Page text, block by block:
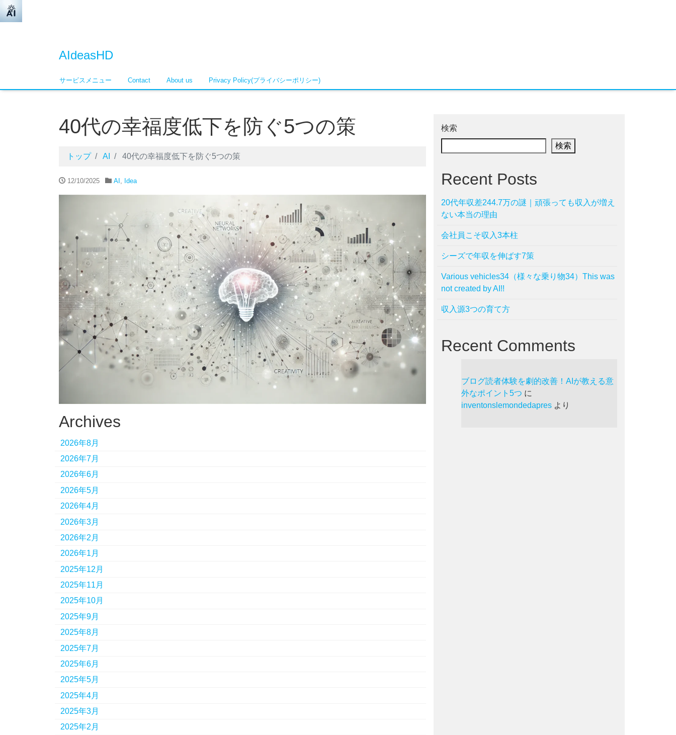
AIdeasHD
サービスメニュー Contact About us Privacy Policy(プライバシーポリシー)
40代の幸福度低下を防ぐ5つの策
トップ AI 40代の幸福度低下を防ぐ5つの策
12/10/2025 AI Idea
Archives
2026年8月
2026年7月
2026年6月
2026年5月
2026年4月
2026年3月
2026年2月
2026年1月
2025年12月
2025年11月
2025年10月
2025年9月
2025年8月
2025年7月
2025年6月
2025年5月
2025年4月
2025年3月
2025年2月
検索
検索
Recent Posts
20代年収差244.7万の謎｜頑張っても収入が増え
ない本当の理由
会社員こそ収入3本柱
シーズで年収を伸ばす7策
Various vehicles34（様々な乗り物34）This was
not created by AI!!
収入源3つの育て方
Recent Comments
ブログ読者体験を劇的改善！AIが教える意
外なポイント5つ に
inventonslemondedapres より